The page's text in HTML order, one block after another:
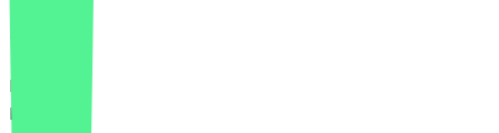
Deutsch
English